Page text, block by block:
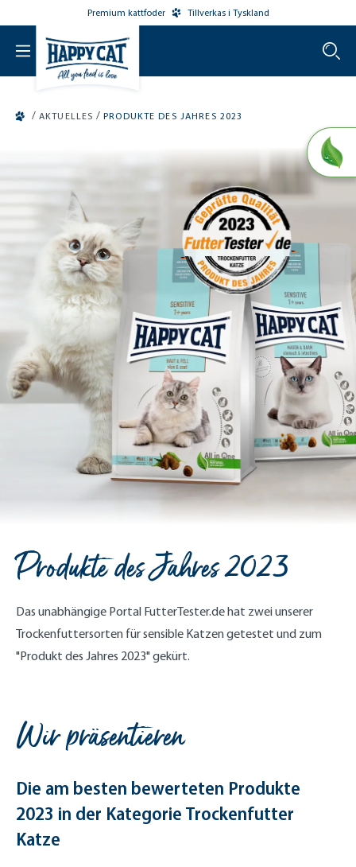
Premium kattfoder Tillverkas i Tyskland
/ AKTUELLES / PRODUKTE DES JAHRES 2023
Produkte des Jahres 2023
Das unabhängige Portal FutterTester.de hat zwei unserer
Trockenfuttersorten für sensible Katzen getestet und zum
"Produkt des Jahres 2023" gekürt.
Wir präsentieren
Die am besten bewerteten Produkte
2023 in der Kategorie Trockenfutter
Katze